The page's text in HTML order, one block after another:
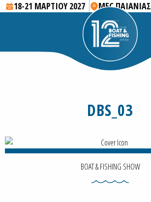
18-21 ΜΑΡΤΙΟΥ 2027 MEC ΠΑΙΑΝΙΑΣ
DBS_03
BOAT & FISHING SHOW